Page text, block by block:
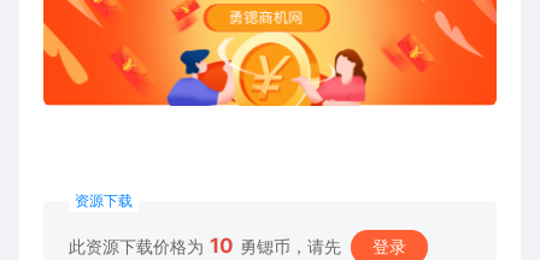
资源下载
此资源下载价格为 10 勇锶币，请先 登录